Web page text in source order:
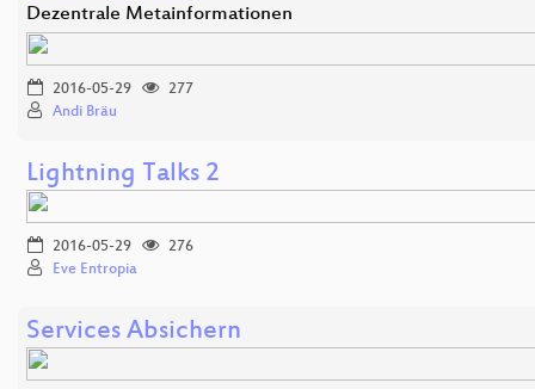
Dezentrale Metainformationen
2016-05-29
277
Andi Bräu
Lightning Talks 2
2016-05-29
276
Eve Entropia
Services Absichern